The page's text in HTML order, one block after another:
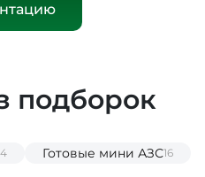
подборок
Готовые мини АЗС16